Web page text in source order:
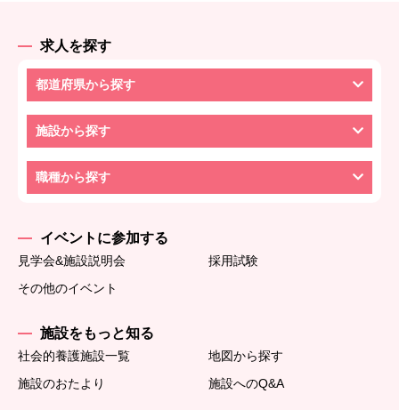
求人を探す
都道府県から探す
施設から探す
職種から探す
イベントに参加する
見学会&施設説明会
採用試験
その他のイベント
施設をもっと知る
社会的養護施設一覧
地図から探す
施設のおたより
施設へのQ&A